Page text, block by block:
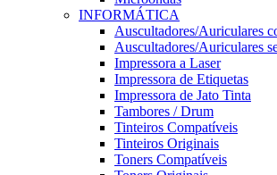
INFORMÁTICA
Auscultadores/Auriculares
Auscultadores/Auriculares
Impressora a Laser
Impressora de Etiquetas
Impressora de Jato Tinta
Tambores / Drum
Tinteiros Compatíveis
Tinteiros Originais
Toners Compatíveis